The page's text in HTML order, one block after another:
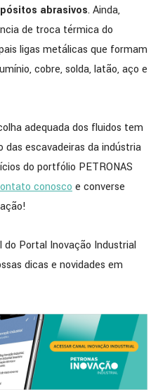
abrasivos. Ainda,
de troca térmica do
ligas metálicas que formam
cobre, solda, latão, aço e
adequada dos fluidos tem
escavadeiras da indústria
do portfólio PETRONAS
conosco e converse
do Portal Inovação Industrial
dicas e novidades em